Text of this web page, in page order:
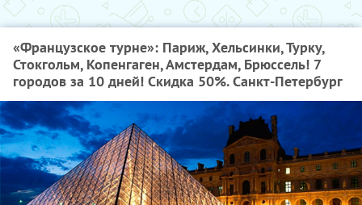
«Французское турне»: Париж, Хельсинки, Турку,
Стокгольм, Копенгаген, Амстердам, Брюссель! 7
городов за 10 дней! Скидка 50%. Санкт-Петербург